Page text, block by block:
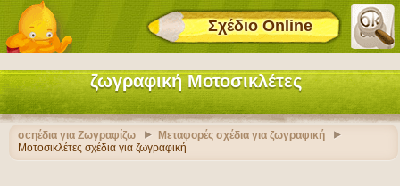
Σχέδιο Online
ζωγραφική Μοτοσικλέτες
σcηέδια για Ζωγραφίζω
Μεταφορές σχέδια για ζωγραφική
Μοτοσικλέτες σχέδια για ζωγραφική